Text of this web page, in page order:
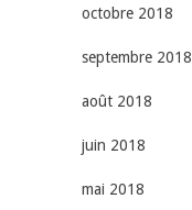
octobre 2018
septembre 2018
août 2018
juin 2018
mai 2018